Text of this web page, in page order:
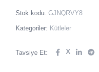
Stok kodu: GJNQRVY8
Kategoriler: Kütleler
Tavsiye Et: X